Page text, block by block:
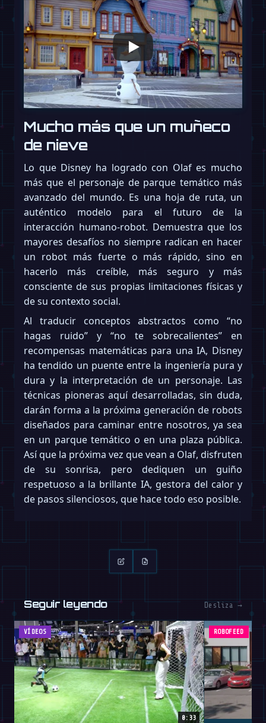
Mucho más que un muñeco
de nieve
Lo que Disney ha logrado con Olaf es mucho
más que el personaje de parque temático más
avanzado del mundo. Es una hoja de ruta, un
auténtico modelo para el futuro de la
interacción humano-robot. Demuestra que los
mayores desafíos no siempre radican en hacer
un robot más fuerte o más rápido, sino en
hacerlo más creíble, más seguro y más
consciente de sus propias limitaciones físicas y
de su contexto social.
Al traducir conceptos abstractos como “no
hagas ruido” y “no te sobrecalientes” en
recompensas matemáticas para una IA, Disney
ha tendido un puente entre la ingeniería pura y
dura y la interpretación de un personaje. Las
técnicas pioneras aquí desarrolladas, sin duda,
darán forma a la próxima generación de robots
diseñados para caminar entre nosotros, ya sea
en un parque temático o en una plaza pública.
Así que la próxima vez que vean a Olaf, disfruten
de su sonrisa, pero dediquen un guiño
respetuoso a la brillante IA, gestora del calor y
de pasos silenciosos, que hace todo eso posible.
Seguir leyendo Desliza →
VÍDEOS
0:33
ROBOFEED